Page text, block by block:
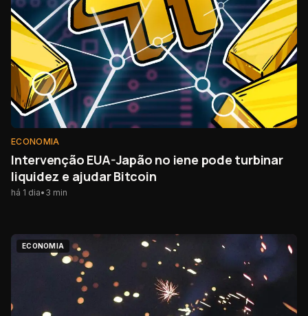
ECONOMIA
Intervenção EUA-Japão no iene pode turbinar
liquidez e ajudar Bitcoin
há 1 dia• 3 min
ECONOMIA